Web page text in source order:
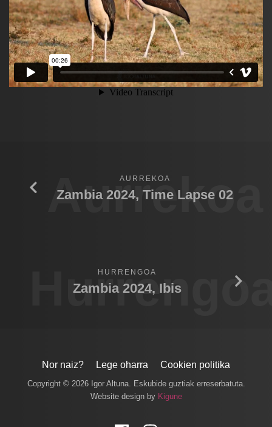
Aurrekoa
AURREKOA
Zambia 2024, Time Lapse 02
HURRENGOA
Zambia 2024, Ibis
Nor naiz? Lege oharra Cookien politika
Copyright © 2026 Igor Altuna. Eskubide guztiak erreserbatuta.
Website design by Kigune